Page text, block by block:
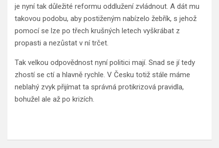
je nyní tak důležité reformu oddlužení zvládnout. A dát mu
takovou podobu, aby postiženým nabízelo žebřík, s jehož
pomocí se lze po třech krušných letech vyškrábat z
propasti a nezůstat v ní trčet.
Tak velkou odpovědnost nyní politici mají. Snad se jí tedy
zhostí se ctí a hlavně rychle. V Česku totiž stále máme
neblahý zvyk přijímat ta správná protikrizová pravidla,
bohužel ale až po krizích.